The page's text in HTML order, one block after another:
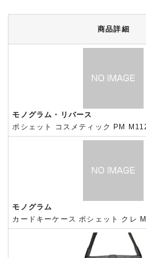
商品詳細
モノグラム・リバース
ポシェット コスメティック PM
モノグラム
カードキーケース ポシェット クレ